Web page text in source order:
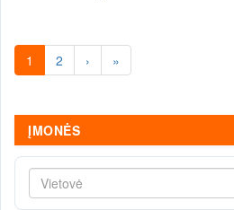
1 2 › »
ĮMONĖS
Vietovė